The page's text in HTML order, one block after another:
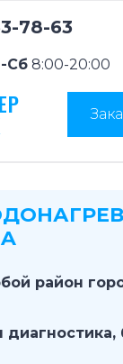
78-63
Сб 8:00-20:00
район
диагностика,